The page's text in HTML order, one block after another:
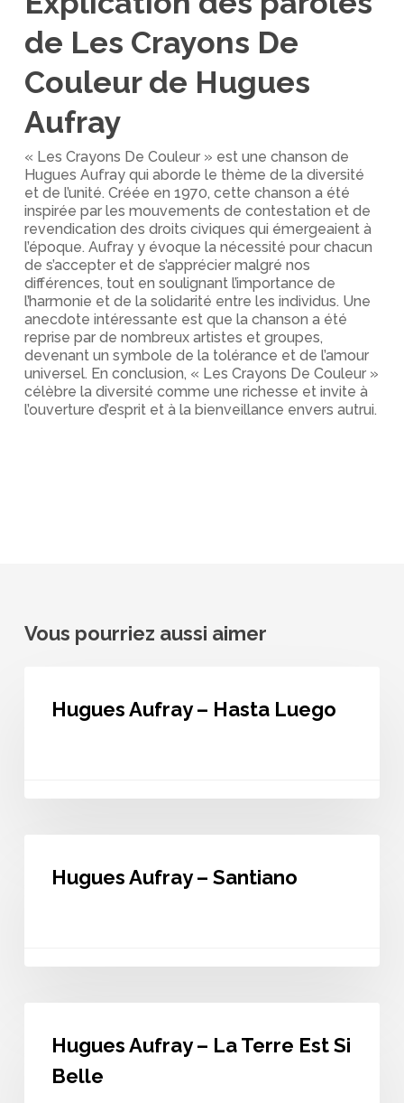
de Les Crayons De
Couleur de Hugues
Aufray
« Les Crayons De Couleur » est une chanson de
Hugues Aufray qui aborde le thème de la diversité
et de l’unité. Créée en 1970, cette chanson a été
inspirée par les mouvements de contestation et de
revendication des droits civiques qui émergeaient à
l’époque. Aufray y évoque la nécessité pour chacun
de s’accepter et de s’apprécier malgré nos
différences, tout en soulignant l’importance de
l’harmonie et de la solidarité entre les individus. Une
anecdote intéressante est que la chanson a été
reprise par de nombreux artistes et groupes,
devenant un symbole de la tolérance et de l’amour
universel. En conclusion, « Les Crayons De Couleur »
célèbre la diversité comme une richesse et invite à
l’ouverture d’esprit et à la bienveillance envers autrui.
Vous pourriez aussi aimer
Hugues Aufray – Hasta Luego
Hugues Aufray – Santiano
Terre
Hugues Aufray – La Terre Est Si
Belle